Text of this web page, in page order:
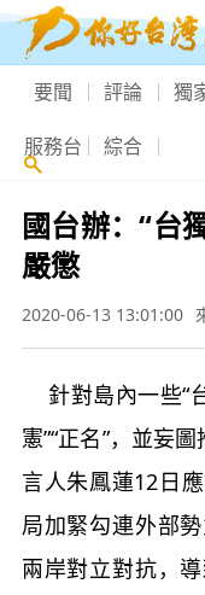
要聞 評論 獨
服務台 綜合
國台辦：“台
嚴懲
2020-06-13 13:01:00
針對島內一些“
憲”“正名”，並妄
言人朱鳳蓮12日
局加緊勾連外部
兩岸對立對抗，